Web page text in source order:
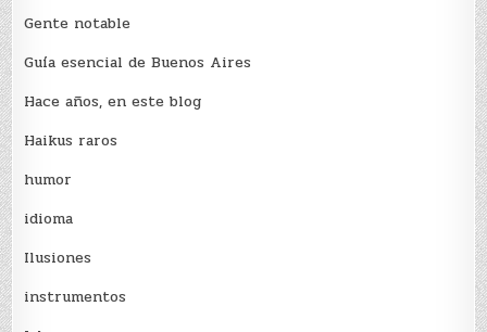
Gente notable
Guía esencial de Buenos Aires
Hace años, en este blog
Haikus raros
humor
idioma
Ilusiones
instrumentos